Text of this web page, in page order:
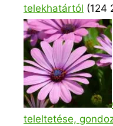
telekhatártól (124
teleltetése,